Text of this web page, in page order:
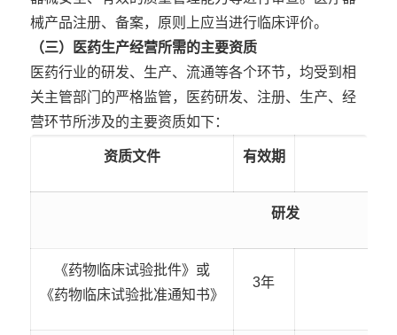
械产品注册、备案，原则上应当进行临床评价。
（三）医药生产经营所需的主要资质
医药行业的研发、生产、流通等各个环节，均受到相
关主管部门的严格监管，医药研发、注册、生产、经
营环节所涉及的主要资质如下：
资质文件 有效期
研发
《药物临床试验批件》或
《药物临床试验批准通知书》
3年